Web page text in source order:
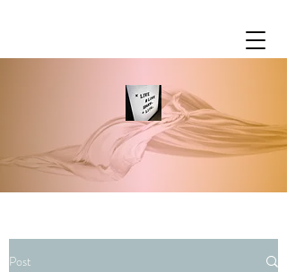
Post